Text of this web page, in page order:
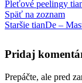
Pleťové peelingy
Späť na zoznam
Staršie tianDe –
Pridaj
Prepáčte, ale pred